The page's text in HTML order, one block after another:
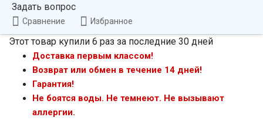
Задать вопрос
Сравнение Избранное
Этот товар купили 6 раз за последние 30 дней
Доставка первым классом!
Возврат или обмен в течение 14 дней!
Гарантия!
Не боятся воды. Не темнеют. Не вызывают
аллергии.